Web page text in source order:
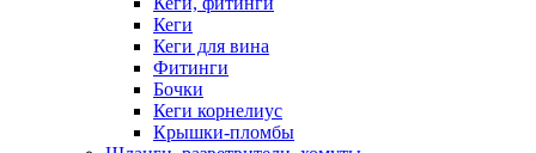
Кеги
Кеги для вина
Фитинги
Бочки
Кеги корнелиус
Крышки-пломбы